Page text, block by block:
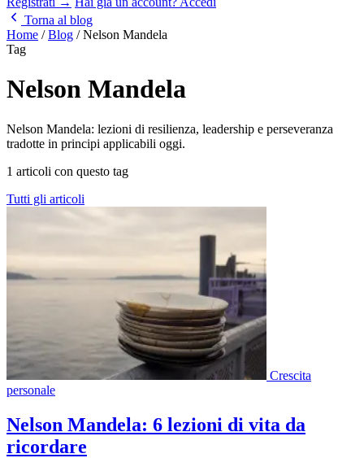
Torna al blog
Home / Blog / Nelson Mandela
Tag
Nelson Mandela
Nelson Mandela: lezioni di resilienza, leadership e perseveranza
tradotte in principi applicabili oggi.
1 articoli con questo tag
Tutti gli articoli
Crescita
personale
Nelson Mandela: 6 lezioni di vita da
ricordare